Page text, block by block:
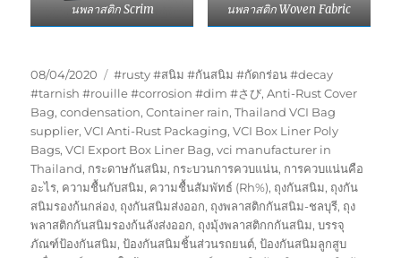
นพลาสติก Scrim
นพลาสติก Woven Fabric
Posted
on
08/04/2020 Tags
#rusty #สนิม #กันสนิม #กัดกร่อน #decay
#tarnish #rouille #corrosion #dim #さび,Anti-Rust Cover
Bag,condensation,Container rain,Thailand VCI Bag
supplier,VCI Anti-Rust Packaging,VCI Box Liner Poly
Bags,VCI Export Box Liner Bag,vci manufacturer in
Thailand, กระดาษกันสนิม, กระบวนการควบแน่น, การควบแน่นคือ
อะไร, ความชื้นกับสนิม, ความชื้นสัมพัทธ์ (Rh%), ถุงกันสนิม, ถุงกัน
สนิมรองก้นกล่อง, ถุงกันสนิมส่งออก, ถุงพลาสติกกันสนิม-ชลบุรี, ถุง
พลาสติกกันสนิมรองก้นลังส่งออก, ถุงมุ้งพลาสติกกกันสนิม,บรรจุ
ภัณฑ์ป้องกันสนิม,ป้องกันสนิมชิ้นส่วนรถยนต์,ป้องกันสนิมลูกสูบ